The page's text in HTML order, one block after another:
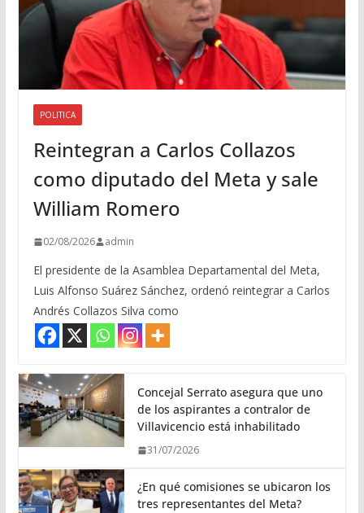
POLITICA
Reintegran a Carlos Collazos
como diputado del Meta y sale
William Romero
02/08/2026 admin
El presidente de la Asamblea Departamental del Meta,
Luis Alfonso Suárez Sánchez, ordenó reintegrar a Carlos
Andrés Collazos Silva como
Concejal Serrato asegura que uno
de los aspirantes a contralor de
Villavicencio está inhabilitado
31/07/2026
¿En qué comisiones se ubicaron los
tres representantes del Meta?